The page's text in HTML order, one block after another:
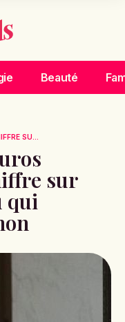
Beauté
SU...
sur
qui